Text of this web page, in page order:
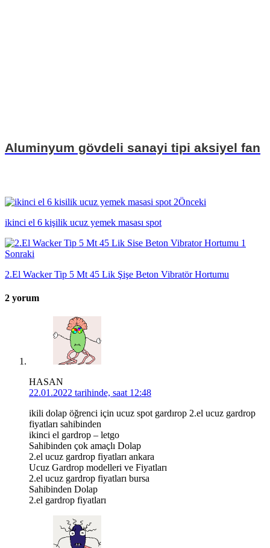
Aluminyum gövdeli sanayi tipi aksiyel fan
Önceki
ikinci el 6 kişilik ucuz yemek masası spot
Sonraki
2.El Wacker Tip 5 Mt 45 Lik Şişe Beton Vibratör Hortumu
2 yorum
HASAN
22.01.2022 tarihinde, saat 12:48
ikili dolap öğrenci için ucuz spot gardırop 2.el ucuz gardrop
fiyatları sahibinden
ikinci el gardrop – letgo
Sahibinden çok amaçlı Dolap
2.el ucuz gardrop fiyatları ankara
Ucuz Gardrop modelleri ve Fiyatları
2.el ucuz gardrop fiyatları bursa
Sahibinden Dolap
2.el gardrop fiyatları